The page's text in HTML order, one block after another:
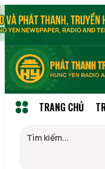
TRANG CHỦ